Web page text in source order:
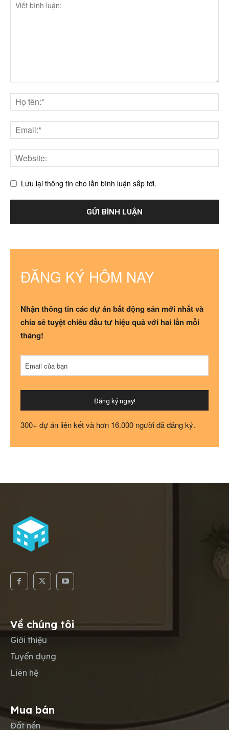
Lưu lại thông tin cho lần bình luận sắp tới.
ĐĂNG KÝ HÔM NAY
Nhận thông tin các dự án bất động sản mới nhất và
chia sẻ tuyệt chiêu đầu tư hiệu quả với hai lần mỗi
tháng!
Email của bạn
Đăng ký ngay!
Website
300+ dự án liên kết và hơn 16.000 người đã đăng ký.
Về chúng tôi
Giới thiệu
Tuyển dụng
Liên hệ
Mua bán
Đất nền